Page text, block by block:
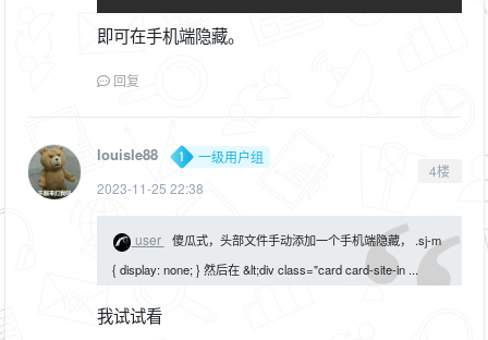
即可在手机端隐藏。
回复
louisle88
一级用户组
2023-11-25 22:38
4楼
user
傻瓜式，头部文件手动添加一个手机端隐藏， .sj-m
{ display: none; } 然后在 &lt;div class="card card-site-in ...
我试试看